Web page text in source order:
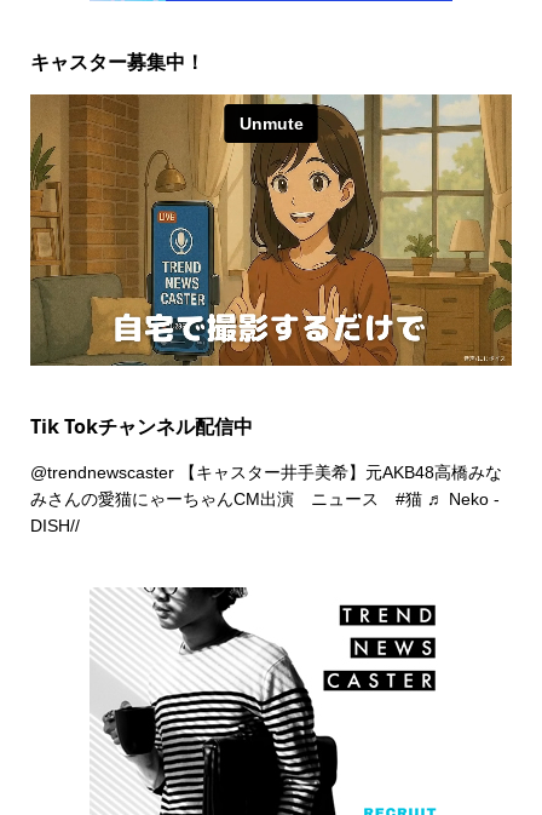
キャスター募集中！
Tik Tokチャンネル配信中
@trendnewscaster【キャスター井手美希】元AKB48高橋みな
みさんの愛猫にゃーちゃんCM出演 ニュース #猫 ♬ Neko -
DISH//